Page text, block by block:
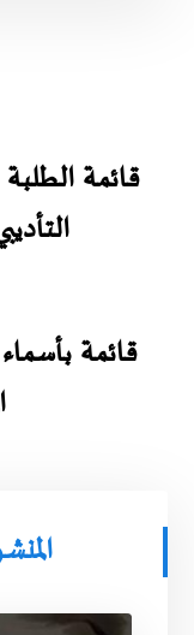
قائمة الطلبة
قائمة بأسماء